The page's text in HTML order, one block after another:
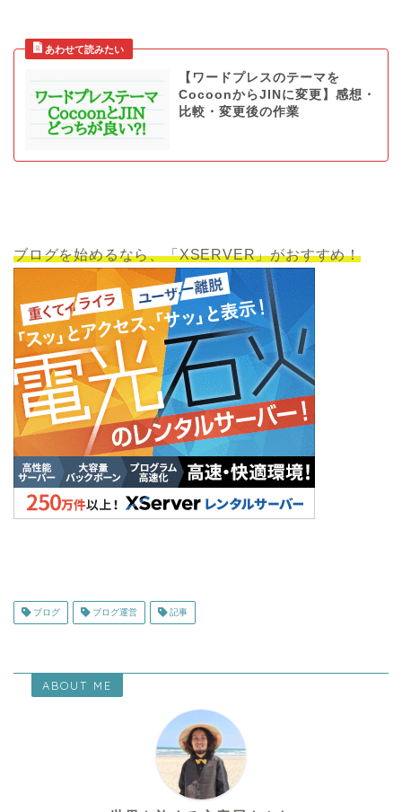
【ワードプレスのテーマを
CocoonからJINに変更】感想・
比較・変更後の作業
ブログを始めるなら、「XSERVER」がおすすめ！
ブログ ブログ運営 記事
ABOUT ME